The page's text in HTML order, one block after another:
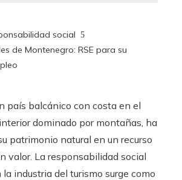
social
de Montenegro: RSE para su
país balcánico con costa en el
dominado por montañas, ha
patrimonio natural en un recurso
valor. La responsabilidad social
industria del turismo surge como